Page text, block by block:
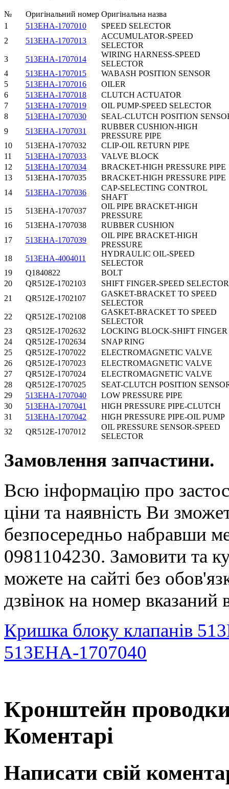
№ Оригінальний номер Оригінальна назва
1
513EHA-1707010
SPEED SELECTOR
2
513EHA-1707013
ACCUMULATOR-SPEED
SELECTOR
3
513EHA-1707014
WIRING HARNESS-SPEED
SELECTOR
4
513EHA-1707015
WABASH POSITION SENSOR
5
513EHA-1707016
OILER
6
513EHA-1707018
CLUTCH ACTUATOR
7
513EHA-1707019
OIL PUMP-SPEED SELECTOR
8
513EHA-1707030
SEAL-CLUTCH POSITION
9
513EHA-1707031
RUBBER CUSHION-HIGH
PRESSURE PIPE
10
513EHA-1707032
CLIP-OIL RETURN PIPE
11
513EHA-1707033
VALVE BLOCK
12
513EHA-1707034
BRACKET-HIGH PRESSURE PIPE
13
513EHA-1707035
BRACKET-HIGH PRESSURE PIPE
14
513EHA-1707036
CAP-SELECTING CONTROL
SHAFT
15
513EHA-1707037
OIL PIPE BRACKET-HIGH
PRESSURE
16
513EHA-1707038
RUBBER CUSHION
17
513EHA-1707039
OIL PIPE BRACKET-HIGH
PRESSURE
18
513EHA-4004011
HYDRAULIC OIL-SPEED
SELECTOR
19
Q1840822
BOLT
20
QR512E-1702103
SHIFT FINGER-SPEED SELECTOR
21
QR512E-1702107
GASKET-BRACKET TO SPEED
SELECTOR
22
QR512E-1702108
GASKET-BRACKET TO SPEED
SELECTOR
23
QR512E-1702632
LOCKING BLOCK-SHIFT FINGER
24
QR512E-1702634
SNAP RING
25
QR512E-1707022
ELECTROMAGNETIC VALVE
26
QR512E-1707023
ELECTROMAGNETIC VALVE
27
QR512E-1707024
ELECTROMAGNETIC VALVE
28
QR512E-1707025
SEAT-CLUTCH POSITION
29
513EHA-1707040
LOW PRESSURE PIPE
30
513EHA-1707041
HIGH PRESSURE PIPE-CLUTCH
31
513EHA-1707042
HIGH PRESSURE PIPE-OIL PUMP
32
QR512E-1707012
OIL PRESSURE SENSOR-SPEED
SELECTOR
Замовлення запчастини.
Всю інформацію про
ціни та наявність Ви
безпосередньо набравши
0981104230. Замовити та
можете на сайті без
дзвінок на номер вказаний
Кришка блоку клапанів
513EHA-1707040
Кронштейн
Коментарі
Написати свій